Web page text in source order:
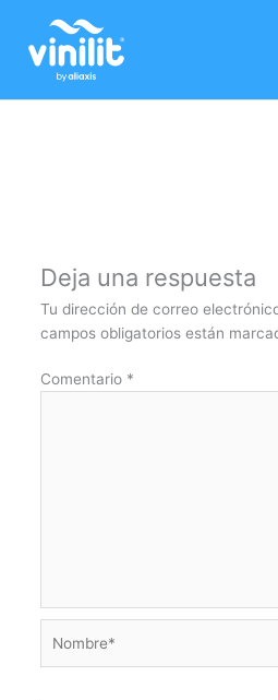
contenido
Deja una respuesta
Tu dirección de correo
campos obligatorios están
Comentario *